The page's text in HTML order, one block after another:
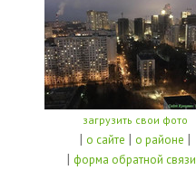
загрузить свои фото
| о сайте | о районе |
|форма обратной связи